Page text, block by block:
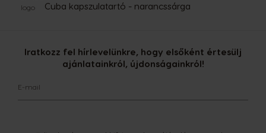
Iratkozz fel hírlevelünkre, hogy elsőként értesülj
ajánlatainkról, újdonságainkról!
E-mail
Cuba kapszulatartó - narancssárga